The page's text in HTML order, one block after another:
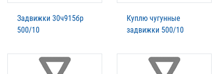
Задвижки 30ч915бр
500/10
Куплю чугунные
задвижки 500/10